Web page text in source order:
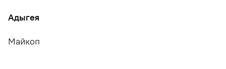
Адыгея
Майкоп